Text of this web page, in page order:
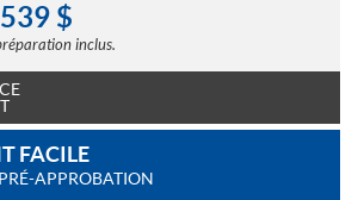
$
inclus.
FACILE
APPROBATION